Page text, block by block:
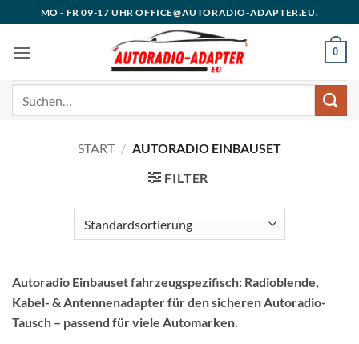
Inhalt
springen
MO - FR 09-17 UHR OFFICE@AUTORADIO-ADAPTER.EU.
0
START / AUTORADIO EINBAUSET
FILTER
Autoradio Einbauset fahrzeugspezifisch: Radioblende,
Kabel- & Antennenadapter für den sicheren Autoradio-
Tausch – passend für viele Automarken.